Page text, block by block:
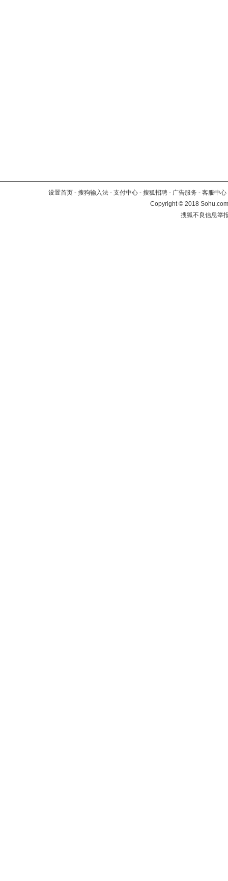
设置首页 - 搜狗输入法 - 支付中心 - 搜狐招聘 - 广告服务 - 客服中心
Copyright©2018
搜狐不良信息举